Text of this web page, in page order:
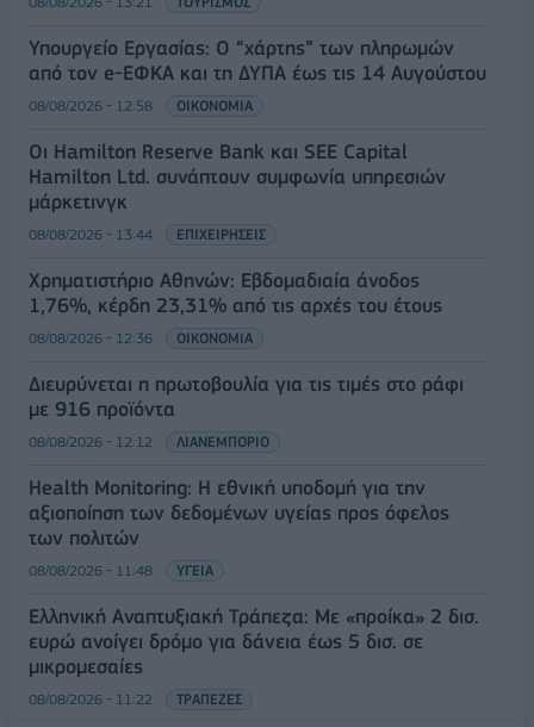
Υπουργείο Εργασίας: Ο “χάρτης” των πληρωμών
από τον e-ΕΦΚΑ και τη ΔΥΠΑ έως τις 14 Αυγούστου
08/08/2026 - 12:58 ΟΙΚΟΝΟΜΙΑ
Οι Hamilton Reserve Bank και SEE Capital
Hamilton Ltd. συνάπτουν συμφωνία υπηρεσιών
μάρκετινγκ
08/08/2026 - 13:44 ΕΠΙΧΕΙΡΗΣΕΙΣ
Χρηματιστήριο Αθηνών: Εβδομαδιαία άνοδος
1,76%, κέρδη 23,31% από τις αρχές του έτους
08/08/2026 - 12:36 ΟΙΚΟΝΟΜΙΑ
Διευρύνεται η πρωτοβουλία για τις τιμές στο ράφι
με 916 προϊόντα
08/08/2026 - 12:12 ΛΙΑΝΕΜΠΟΡΙΟ
Health Monitoring: Η εθνική υποδομή για την
αξιοποίηση των δεδομένων υγείας προς όφελος
των πολιτών
08/08/2026 - 11:48 ΥΓΕΙΑ
Ελληνική Αναπτυξιακή Τράπεζα: Με «προίκα» 2 δισ.
ευρώ ανοίγει δρόμο για δάνεια έως 5 δισ. σε
μικρομεσαίες
08/08/2026 - 11:22 ΤΡΑΠΕΖΕΣ